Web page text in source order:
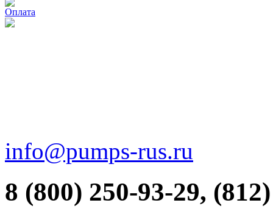
Оплата
info@pumps-rus.ru
8 (800) 250-93-29,